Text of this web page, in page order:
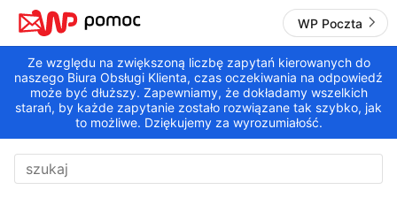
WP Poczta
Ze względu na zwiększoną liczbę zapytań kierowanych do
naszego Biura Obsługi Klienta, czas oczekiwania na odpowiedź
może być dłuższy. Zapewniamy, że dokładamy wszelkich
starań, by każde zapytanie zostało rozwiązane tak szybko, jak
to możliwe. Dziękujemy za wyrozumiałość.